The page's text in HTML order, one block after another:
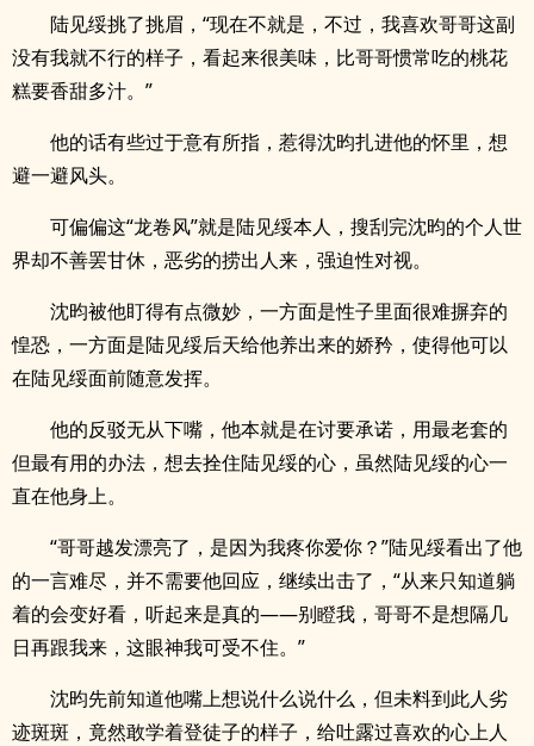
陆见绥挑了挑眉，“现在不就是，不过，我喜欢哥哥这副
没有我就不行的样子，看起来很美味，比哥哥惯常吃的桃花
糕要香甜多汁。”
他的话有些过于意有所指，惹得沈昀扎进他的怀里，想
避一避风头。
可偏偏这“龙卷风”就是陆见绥本人，搜刮完沈昀的个人世
界却不善罢甘休，恶劣的捞出人来，强迫性对视。
沈昀被他盯得有点微妙，一方面是性子里面很难摒弃的
惶恐，一方面是陆见绥后天给他养出来的娇矜，使得他可以
在陆见绥面前随意发挥。
他的反驳无从下嘴，他本就是在讨要承诺，用最老套的
但最有用的办法，想去拴住陆见绥的心，虽然陆见绥的心一
直在他身上。
“哥哥越发漂亮了，是因为我疼你爱你？”陆见绥看出了他
的一言难尽，并不需要他回应，继续出击了，“从来只知道躺
着的会变好看，听起来是真的——别瞪我，哥哥不是想隔几
日再跟我来，这眼神我可受不住。”
沈昀先前知道他嘴上想说什么说什么，但未料到此人劣
迹斑斑，竟然敢学着登徒子的样子，给吐露过喜欢的心上人